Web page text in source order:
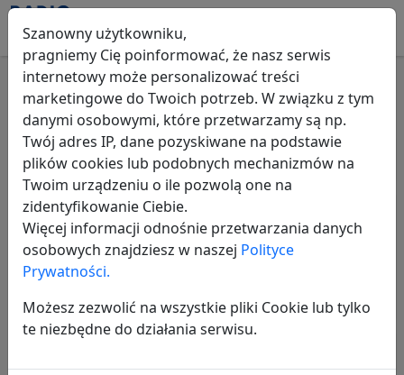
Pozostałe dla dzieci
Wszystkie ogłoszenia Dla dzieci Pozostałe dla dzieci
Rozwiązania w zakresie
zadłużenia i biznesu
robert11
zadłużenia i biznesu
Szanowny użytkowniku,
pragniemy Cię poinformować, że nasz serwis
internetowy może personalizować treści
marketingowe do Twoich potrzeb. W związku z tym
danymi osobowymi, które przetwarzamy są np.
Twój adres IP, dane pozyskiwane na podstawie
plików cookies lub podobnych mechanizmów na
Twoim urządzeniu o ile pozwolą one na
zidentyfikowanie Ciebie.
Więcej informacji odnośnie przetwarzania danych
osobowych znajdziesz w naszej Polityce
Prywatności.
Możesz zezwolić na wszystkie pliki Cookie lub tylko
te niezbędne do działania serwisu.